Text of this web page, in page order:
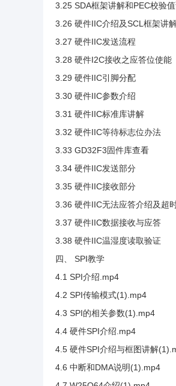
3.25 SDA框架讲解和PEC校验
3.26 硬件IIC介绍及SCL框架讲
3.27 硬件IIC发送流程
3.28 硬件I2C接收之应答位使能
3.29 硬件IIC引脚分配
3.30 硬件IIC参数介绍
3.31 硬件IIC标准库讲解
3.32 硬件IIC等待标志位办法
3.33 GD32F3固件库查看
3.34 硬件IIC发送部分
3.35 硬件IIC接收部分
3.36 硬件IIC无法应答介绍及超
3.37 硬件IIC数据接收与应答
3.38 硬件IIC温湿度读取验证
四、 SPI教学
4.1 SPI介绍.mp4
4.2 SPI传输模式(1).mp4
4.3 SPI的相关参数(1).mp4
4.4 硬件SPI介绍.mp4
4.5 硬件SPI介绍与框图讲解
4.6 中断和DMA说明(1).mp4